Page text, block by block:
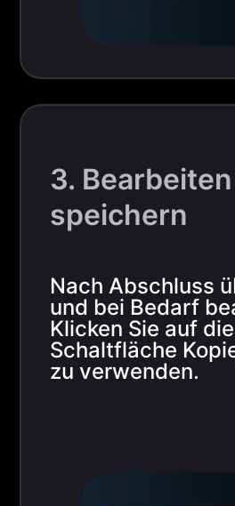
3.
speichern
Nach Abschluss
und bei Bedarf
Klicken Sie auf die
Schaltfläche
zu verwenden.